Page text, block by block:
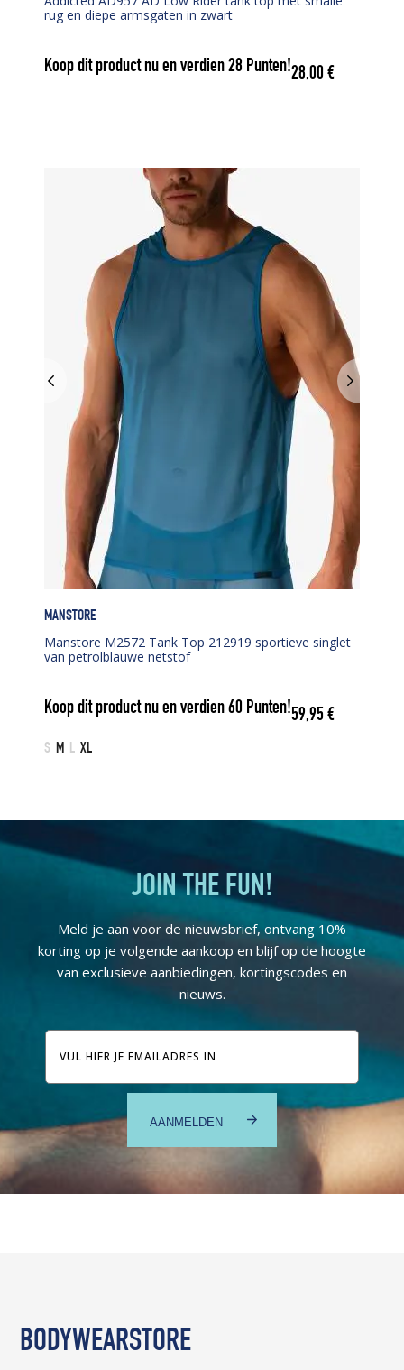
rug en diepe armsgaten in zwart
Koop dit product nu en verdien28 Punten!28,00€
MANSTORE
Manstore M2572 Tank Top 212919 sportieve singlet
van petrolblauwe netstof
Koop dit product nu en verdien60 Punten!59,95€
S M L XL
JOIN THE FUN!
Meld je aan voor de nieuwsbrief, ontvang 10%
korting op je volgende aankoop en blijf op de hoogte
van exclusieve aanbiedingen, kortingscodes en
nieuws.
E-
mailadres
BODYWEARSTORE